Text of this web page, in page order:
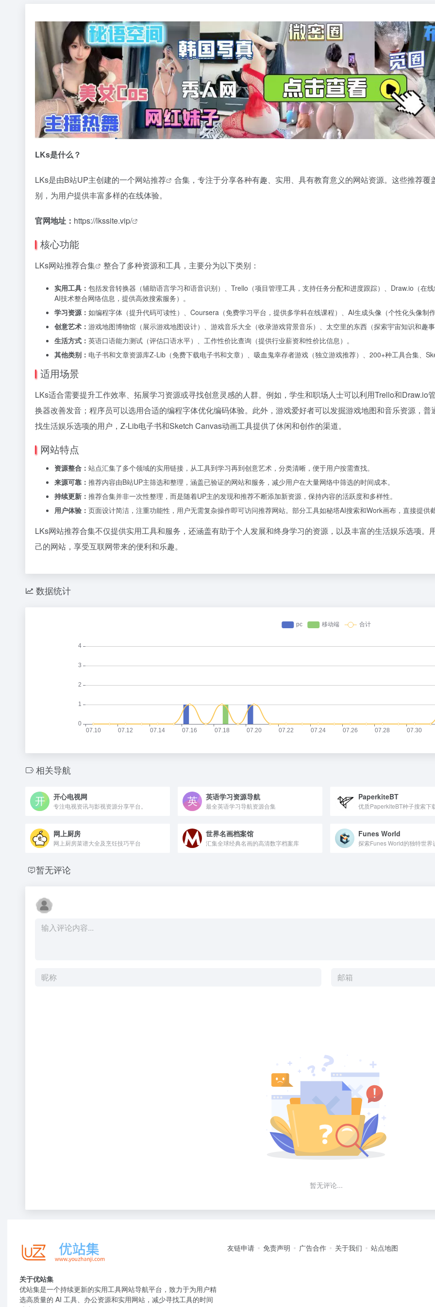
LKs是什么？
LKs是由B站UP主创建的一个网站推荐
合集，专注于分享各种有趣、实用、具有教育意义的网站资源。这些推荐
别，为用户提供丰富多样的在线体验。
官网地址： https://lkssite.vip/
核心功能
LKs网站推荐合集 整合了多种资源和工具，主要分为以下类别：
实用工具： 包括发音转换器（辅助语言学习和语音识别）、Trello（项目管理工具，支持任务分配和进度跟踪）、Draw.io（在
AI技术整合网络信息，提供高效搜索服务）。
学习资源： 如编程字体（提升代码可读性）、Coursera（免费学习平台，提供多学科在线课程）、AI生成头像（个性化头像制
创意艺术： 游戏地图博物馆（展示游戏地图设计）、游戏音乐大全（收录游戏背景音乐）、太空里的东西（探索宇宙知识和趣
生活方式： 英语口语能力测试（评估口语水平）、工作性价比查询（提供行业薪资和性价比信息）。
其他类别： 电子书和文章资源库Z-Lib（免费下载电子书和文章）、吸血鬼幸存者游戏（独立游戏推荐）、200+种工具合集、
适用场景
LKs适合需要提升工作效率、拓展学习资源或寻找创意灵感的人群。例如，学生和职场人士可以利用Trello和Draw.io
换器改善发音；程序员可以选用合适的编程字体优化编码体验。此外，游戏爱好者可以发掘游戏地图和音乐资源，
找生活娱乐选项的用户，Z-Lib电子书和Sketch Canvas动画工具提供了休闲和创作的渠道。
网站特点
资源整合： 站点汇集了多个领域的实用链接，从工具到学习再到创意艺术，分类清晰，便于用户按需查找。
来源可靠： 推荐内容由B站UP主筛选和整理，涵盖已验证的网站和服务，减少用户在大量网络中筛选的时间成本。
持续更新： 推荐合集并非一次性整理，而是随着UP主的发现和推荐不断添加新资源，保持内容的活跃度和多样性。
用户体验： 页面设计简洁，注重功能性，用户无需复杂操作即可访问推荐网站。部分工具如秘塔AI搜索和Work画布，直接提供
LKs网站推荐合集不仅提供实用工具和服务，还涵盖有助于个人发展和终身学习的资源，以及丰富的生活娱乐选项
己的网站，享受互联网带来的便利和乐趣。
数据统计
相关导航
开心电视网
专注电视资讯与影视资源分享平台。
英语学习资源导航
最全英语学习导航资源合集
PaperkiteBT
优质PaperkiteBT种子搜索下
网上厨房
网上厨房菜谱大全及烹饪技巧平台
世界名画档案馆
汇集全球经典名画的高清数字档案库
Funes World
探索Funes World的独特世界
暂无评论
暂无评论...
关于优站集
优站集是一个持续更新的实用工具网站导航平台，致力于为用户精
选高质量的 AI 工具、办公资源和实用网站，减少寻找工具的时间
友链申请 免责声明 广告合作 关于我们 站点地图